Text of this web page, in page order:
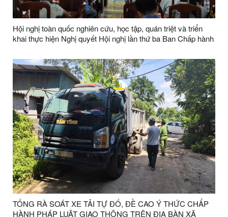
Hội nghị toàn quốc nghiên cứu, học tập, quán triệt và triển
khai thực hiện Nghị quyết Hội nghị lần thứ ba Ban Chấp hành
TỔNG RÀ SOÁT XE TẢI TỰ ĐỔ, ĐỀ CAO Ý THỨC CHẤP
HÀNH PHÁP LUẬT GIAO THÔNG TRÊN ĐỊA BÀN XÃ